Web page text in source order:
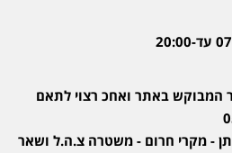
המבוקש באתר ואחכ רצוי לתאם
- מקרי חרום - משטרה צ.ה.ל ושאר